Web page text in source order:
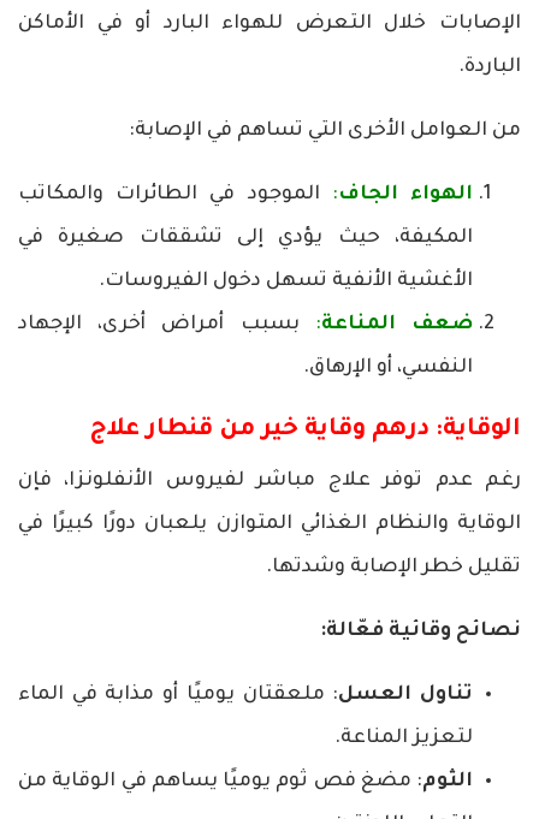
الإصابات خلال التعرض للهواء البارد أو في الأماكن
الباردة.
من العوامل الأخرى التي تساهم في الإصابة:
الهواء الجاف:
الموجود في الطائرات والمكاتب
المكيفة، حيث يؤدي إلى تشققات صغيرة في
الأغشية الأنفية تسهل دخول الفيروسات.
ضعف المناعة:
بسبب أمراض أخرى، الإجهاد
النفسي، أو الإرهاق.
الوقاية: درهم وقاية خير من قنطار علاج
رغم عدم توفر علاج مباشر لفيروس الأنفلونزا، فإن
الوقاية والنظام الغذائي المتوازن يلعبان دورًا كبيرًا في
تقليل خطر الإصابة وشدتها.
نصائح وقائية فعّالة:
تناول العسل: ملعقتان يوميًا أو مذابة في الماء
لتعزيز المناعة.
الثوم: مضغ فص ثوم يوميًا يساهم في الوقاية من